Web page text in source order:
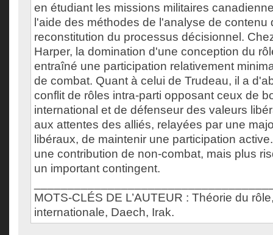
en étudiant les missions militaires
l'aide des méthodes de l'analyse de contenu
reconstitution du processus décisionnel.
Harper, la domination d'une conception du
entraîné une participation relativement
de combat. Quant à celui de Trudeau, il a
conflit de rôles intra-parti opposant ceux de
international et de défenseur des valeurs
aux attentes des alliés, relayées par une
libéraux, de maintenir une participation
une contribution de non-combat, mais plus
un important contingent.
MOTS-CLÉS DE L’AUTEUR : Théorie du
internationale, Daech, Irak.